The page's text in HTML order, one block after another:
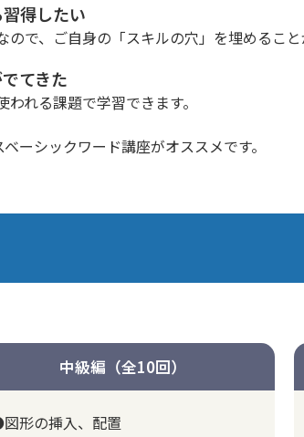
得したい
で、ご自身の「スキルの穴」を埋めること
てきた
れる課題で学習できます。
ベーシックワード講座がオススメです。
中級編（全10回）
形の挿入、配置